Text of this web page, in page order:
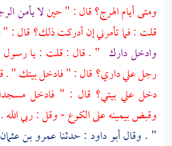
ومتى أيام الهرج؟ قال : " حينلا يأمن
قلت : فما تأمرني إن أدركت ذلك؟ قال : "
وادخل دارك " . قال : قلت : يا رسول
رجل علي داري؟ قال : " فادخل بيتك " .
دخل علي بيتي؟ قال : " فادخل
وقبض بيمينه على الكوع - وقل : ربي
" . وقالأبو داود :حدثناعمرو بن